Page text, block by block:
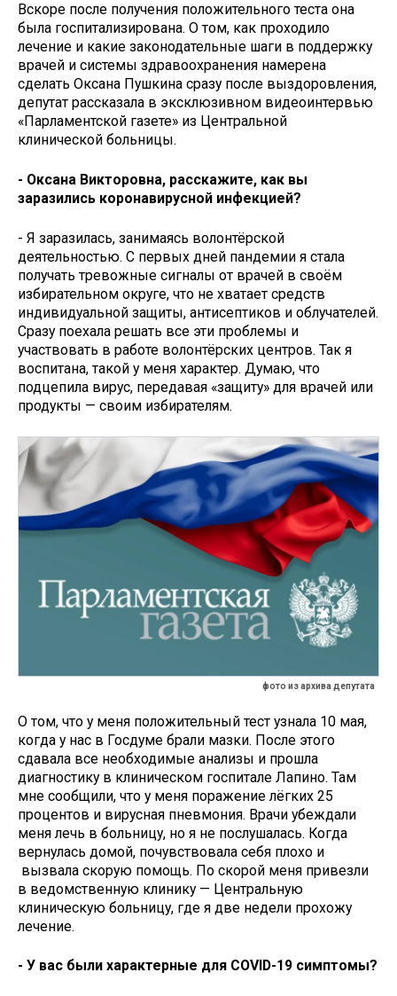
Вскоре после получения положительного теста она
была госпитализирована. О том, как проходило
лечение и какие законодательные шаги в поддержку
врачей и системы здравоохранения намерена
сделать Оксана Пушкина сразу после выздоровления,
депутат рассказала в эксклюзивном видеоинтервью
«Парламентской газете» из Центральной
клинической больницы.
- Оксана Викторовна, расскажите, как вы
заразились коронавирусной инфекцией?
- Я заразилась, занимаясь волонтёрской
деятельностью. С первых дней пандемии я стала
получать тревожные сигналы от врачей в своём
избирательном округе, что не хватает средств
индивидуальной защиты, антисептиков и облучателей.
Сразу поехала решать все эти проблемы и
участвовать в работе волонтёрских центров. Так я
воспитана, такой у меня характер. Думаю, что
подцепила вирус, передавая «защиту» для врачей или
продукты — своим избирателям.
фото из архива депутата
О том, что у меня положительный тест узнала 10 мая,
когда у нас в Госдуме брали мазки. После этого
сдавала все необходимые анализы и прошла
диагностику в клиническом госпитале Лапино. Там
мне сообщили, что у меня поражение лёгких 25
процентов и вирусная пневмония. Врачи убеждали
меня лечь в больницу, но я не послушалась. Когда
вернулась домой, почувствовала себя плохо и
вызвала скорую помощь. По скорой меня привезли
в ведомственную клинику — Центральную
клиническую больницу, где я две недели прохожу
лечение.
- У вас были характерные для COVID-19 симптомы?